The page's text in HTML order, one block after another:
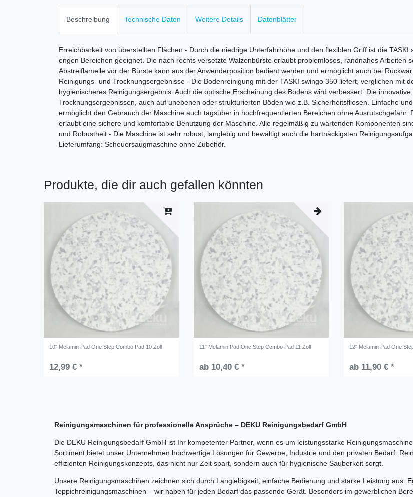
Beschreibung Technische Daten Weitere Details Datenblätter
Erreichbarkeit von überstellten Flächen - Durch die niedrige Unterfahrhöhe und den flexiblen Griff ist die
engen Bereichen geeignet. Die nach rechts versetzte Walzenbürste erlaubt problemloses, randnahes Arbeiten
Abstreiflamelle vor der Bürste kann aus der Anwenderposition bedient werden und ermöglicht auch bei
Reinigungs- und Trocknungsergebnisse - Die Bodenreinigung mit der TASKI swingo 350 liefert, verglichen mit
hygienischeres Reinigungsergebnis. Auch die optische Erscheinung des Bodens wird verbessert. Die
Trocknungsergebnissen, auch auf unebenen oder strukturierten Böden wie z.B. Sicherheitsfliesen. Einfache
ermöglicht den Gebrauch der Maschine auch tagsüber in hochfrequentierten Bereichen ohne
erlaubt eine sichere und komfortable Benutzung der Maschine. Alle regelmäßig zu wartenden Komponenten
und Robustheit - Die Maschine ist sehr robust, langlebig und bewältigt auch die hartnäckigsten
Lieferumfang: Scheuersaugmaschine ohne Zubehör.
Produkte, die dir auch gefallen könnten
10" Melamin Pad One Step Combo Pad 10 Zoll
12,99 € *
11" Melamin Pad One Step Combo Pad 11 Zoll
ab 10,40 € *
12" Melamin Pad One
ab 11,90 € *
Reinigungsmaschinen für professionelle Ansprüche – DEKU Reinigungsbedarf GmbH
Die DEKU Reinigungsbedarf GmbH ist Ihr kompetenter Partner, wenn es um leistungsstarke
Sortiment bietet unser Unternehmen hochwertige Lösungen für Gewerbe, Industrie und den privaten Bedarf.
effizienten Reinigungskonzepts, das nicht nur Zeit spart, sondern auch für hygienische Sauberkeit sorgt.
Unsere Reinigungsmaschinen zeichnen sich durch Langlebigkeit, einfache Bedienung und starke Leistung aus.
Teppichreinigungsmaschinen – wir haben für jeden Bedarf das passende Gerät. Besonders im gewerblichen